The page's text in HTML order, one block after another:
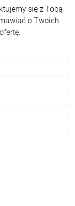
się z Tobą
o Twoich